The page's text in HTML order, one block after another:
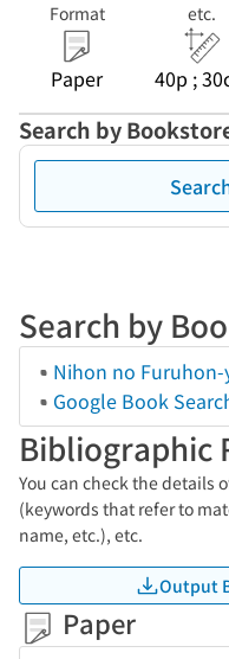
Format
Paper
etc.
40p ;
Search by
Search by
Nihon no Furuhon-
Google Book
Bibliographic
You can check the details
(keywords that refer to
name, etc.), etc.
Output
Paper